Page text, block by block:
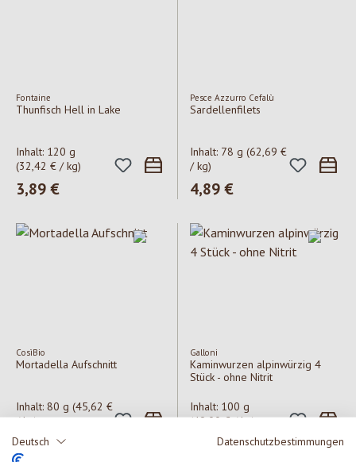
Deutsch Datenschutzbestimmungen
Fontaine
Thunfisch Hell in Lake
Inhalt: 120 g
(32,42 € / kg)
Regulärer Preis:
3,89 €
Pesce Azzurro Cefalù
Sardellenfilets
Inhalt: 78 g (62,69 €
/ kg)
Regulärer Preis:
4,89 €
CosìBio
Mortadella Aufschnitt
Inhalt: 80 g (45,62 €
/ kg)
Regulärer Preis:
3,65 €
Galloni
Kaminwurzen alpinwürzig 4
Stück - ohne Nitrit
Inhalt: 100 g
(49,00 € / kg)
Regulärer Preis:
4,90 €